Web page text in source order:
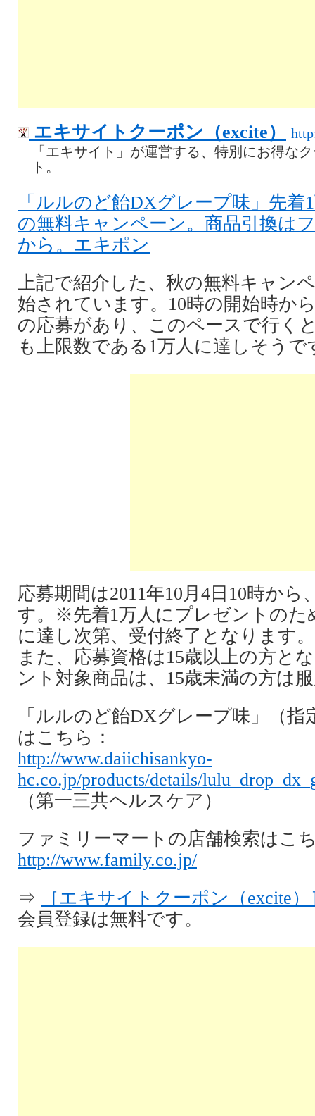
エキサイトクーポン（excite）
「エキサイト」が運営する、特別にお得な
ト。
「ルルのど飴DXグレープ味」先着
の無料キャンペーン。商品引換は
から。エキポン
上記で紹介した、秋の無料キャン
始されています。10時の開始時か
の応募があり、このペースで行く
も上限数である1万人に達しそうで
応募期間は2011年10月4日10時から
す。※先着1万人にプレゼントのた
に達し次第、受付終了となります。
また、応募資格は15歳以上の方と
ント対象商品は、15歳未満の方は
「ルルのど飴DXグレープ味」（指
はこちら：
http://www.daiichisankyo-
hc.co.jp/products/details/
（第一三共ヘルスケア）
ファミリーマートの店舗検索はこ
http://www.family.co.jp/
⇒
［エキサイトクーポン（excite）
会員登録は無料です。